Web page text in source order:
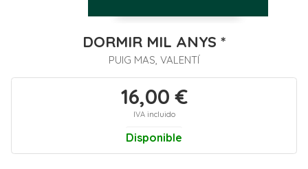
DORMIR MIL ANYS *
PUIG MAS, VALENTÍ
16,00 €
IVA incluido
Disponible